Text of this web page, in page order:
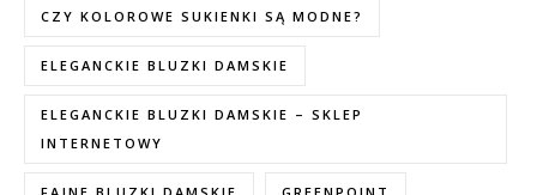
CZY KOLOROWE SUKIENKI SĄ MODNE?
ELEGANCKIE BLUZKI DAMSKIE
ELEGANCKIE BLUZKI DAMSKIE – SKLEP
INTERNETOWY